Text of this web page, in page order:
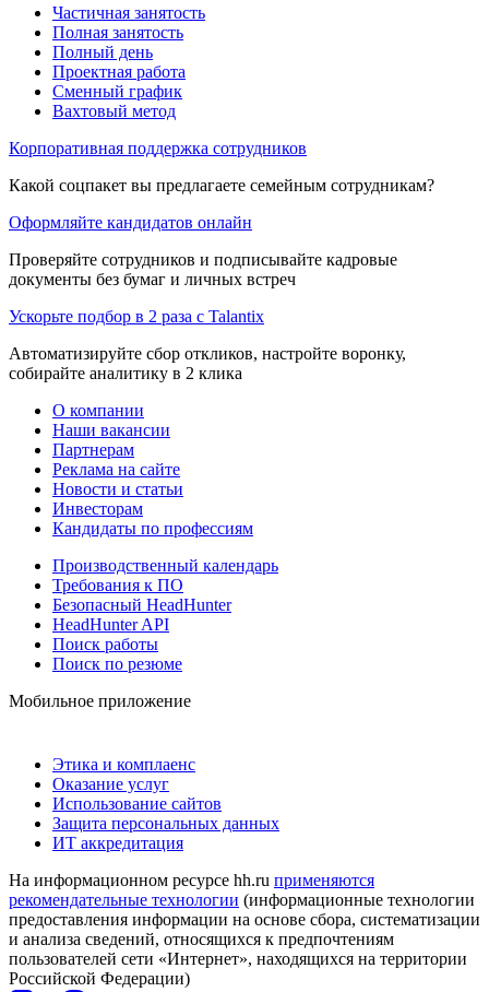
Частичная занятость
Полная занятость
Полный день
Проектная работа
Сменный график
Вахтовый метод
Корпоративная поддержка сотрудников
Какой соцпакет вы предлагаете семейным сотрудникам?
Оформляйте кандидатов онлайн
Проверяйте сотрудников и подписывайте кадровые
документы без бумаг и личных встреч
Ускорьте подбор в 2 раза с Talantix
Автоматизируйте сбор откликов, настройте воронку,
собирайте аналитику в 2 клика
О компании
Наши вакансии
Партнерам
Реклама на сайте
Новости и статьи
Инвесторам
Кандидаты по профессиям
Производственный календарь
Требования к ПО
Безопасный HeadHunter
HeadHunter API
Поиск работы
Поиск по резюме
Мобильное приложение
Этика и комплаенс
Оказание услуг
Использование сайтов
Защита персональных данных
ИТ аккредитация
На информационном ресурсе hh.ru применяются
рекомендательные технологии (информационные технологии
предоставления информации на основе сбора, систематизации
и анализа сведений, относящихся к предпочтениям
пользователей сети «Интернет», находящихся на территории
Российской Федерации)